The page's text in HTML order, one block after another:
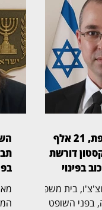
50 שקל בכספת, 21 אלף
דורשת
בפינוי
מאת: שלמה בוצ'צ'ו, בית משפט
בפני השופט